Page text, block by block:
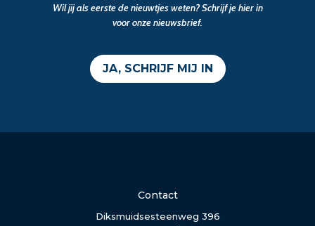
Wil jij als eerste de nieuwtjes weten? Schrijf je hier in
voor onze nieuwsbrief.
JA, SCHRIJF MIJ IN
Contact
Diksmuidsesteenweg 396